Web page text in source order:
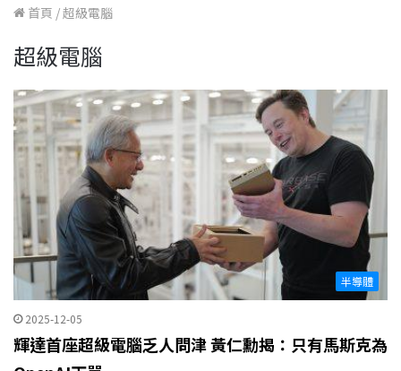
首頁 /超級電腦
超級電腦
半導體
2025-12-05
輝達首座超級電腦乏人問津 黃仁勳揭：只有馬斯克為